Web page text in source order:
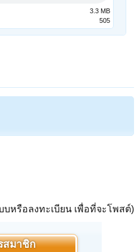
3.3 MB
505
หรือลงทะเบียน เพื่อที่จะโพสต์)
สมาชิก